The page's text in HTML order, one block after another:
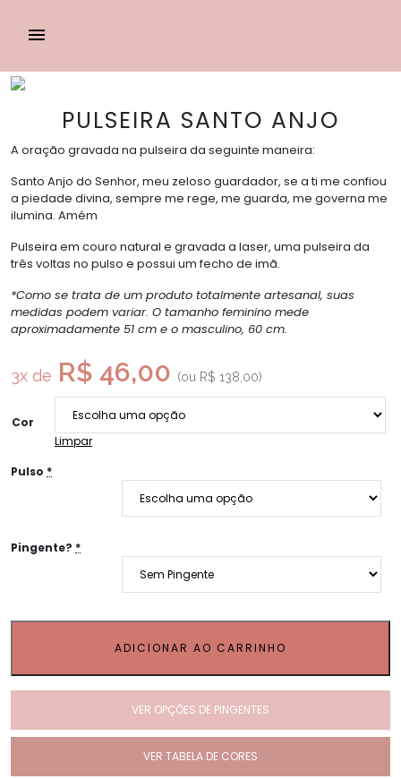
PULSEIRA SANTO ANJO
A oração gravada na pulseira da seguinte maneira:
Santo Anjo do Senhor, meu zeloso guardador, se a ti me confiou
a piedade divina, sempre me rege, me guarda, me governa me
ilumina. Amém
Pulseira em couro natural e gravada a laser, uma pulseira da
três voltas no pulso e possui um fecho de imã.
*Como se trata de um produto totalmente artesanal, suas
medidas podem variar. O tamanho feminino mede
aproximadamente 51 cm e o masculino, 60 cm.
3x de R$ 46,00 (ou R$ 138,00)
Cor
Limpar
Pulso *
Pingente? *
ADICIONAR AO CARRINHO
VER OPÇÕES DE PINGENTES
VER TABELA DE CORES